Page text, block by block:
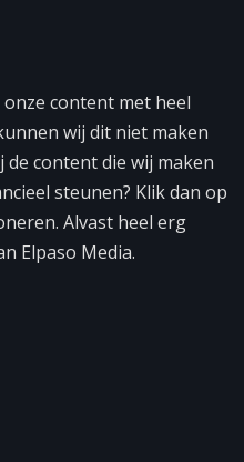
content met heel
wij dit niet maken
content die wij maken
steunen? Klik dan op
Alvast heel erg
Elpaso Media.